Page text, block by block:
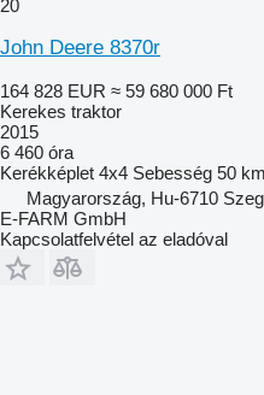
20
John Deere 8370r
164 828 EUR ≈ 59 680 000 Ft
Kerekes traktor
2015
6 460 óra
Kerékképlet 4x4 Sebesség 50
Magyarország, Hu-6710
E-FARM GmbH
Kapcsolatfelvétel az eladóval